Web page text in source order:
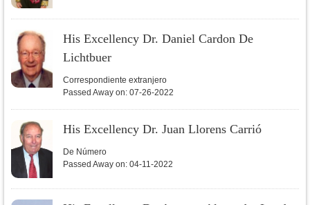
His Excellency Dr. Daniel Cardon De
Lichtbuer
Correspondiente extranjero
Passed Away on: 07-26-2022
His Excellency Dr. Juan Llorens Carrió
De Número
Passed Away on: 04-11-2022